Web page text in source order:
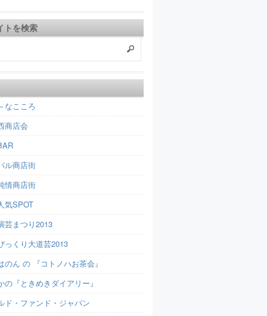
トを検索
なこころ
商店会
ル商店街
情商店街
気SPOT
芸まつり2013
っくり大道芸2013
のん の 『コトノハお茶会』
の『ときめきダイアリー』
ド・ファンド・ジャパン